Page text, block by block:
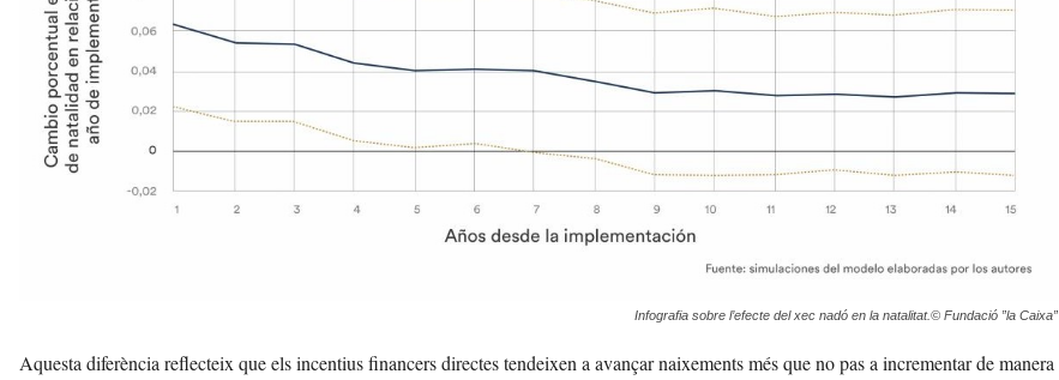
Infografia sobre l’efecte del xec nadó en la natalitat.© Fundació ”la Caixa”
Aquesta diferència reflecteix que els incentius financers directes tendeixen a avançar naixements més que no pas a incrementar de manera